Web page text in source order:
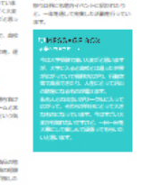
西2-3-1